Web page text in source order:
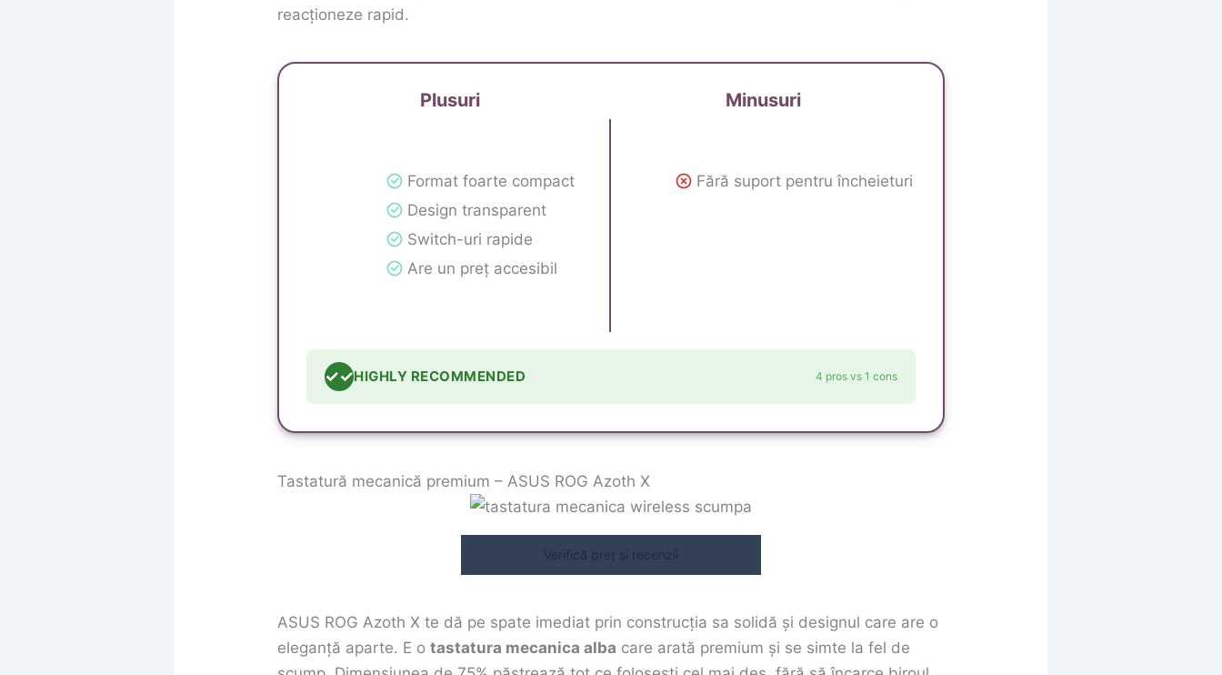
reacționeze rapid.
Plusuri
Format foarte compact
Design transparent
Switch-uri rapide
Are un preț accesibil
Minusuri
Fără suport pentru încheieturi
✓✓HIGHLY RECOMMENDED 4 pros vs 1 cons
Tastatură mecanică premium – ASUS ROG Azoth X
Verifică preț și recenzii
ASUS ROG Azoth X te dă pe spate imediat prin construcția sa solidă și designul care are o
eleganță aparte. E otastatura mecanica alba care arată premium și se simte la fel de